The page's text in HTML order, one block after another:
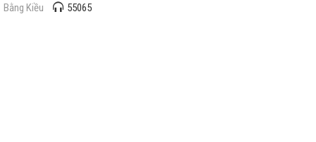
Bằng Kiều 55065